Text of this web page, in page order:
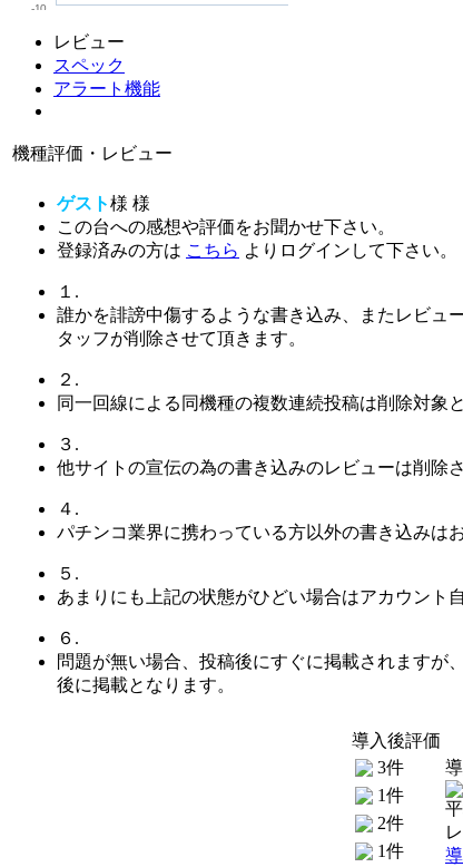
-10
レビュー
スペック
アラート機能
機種評価・レビュー
ゲスト様 様
この台への感想や評価をお聞かせ下さい。
登録済みの方は こちら よりログインして下さい。
１.
誰かを誹謗中傷するような書き込み、またレビュ
タッフが削除させて頂きます。
２.
同一回線による同機種の複数連続投稿は削除対象
３.
他サイトの宣伝の為の書き込みのレビューは削除
４.
パチンコ業界に携わっている方以外の書き込みは
５.
あまりにも上記の状態がひどい場合はアカウント
６.
問題が無い場合、投稿後にすぐに掲載されますが
後に掲載となります。
導入後評価
3件
1件
2件
1件